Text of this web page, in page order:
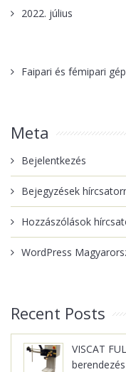
2022. július
Faipari és fémipari
Meta
Bejelentkezés
Bejegyzések
Hozzászólások
WordPress
Recent Posts
VISCAT
berendezés